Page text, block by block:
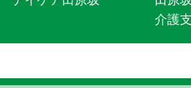
介護